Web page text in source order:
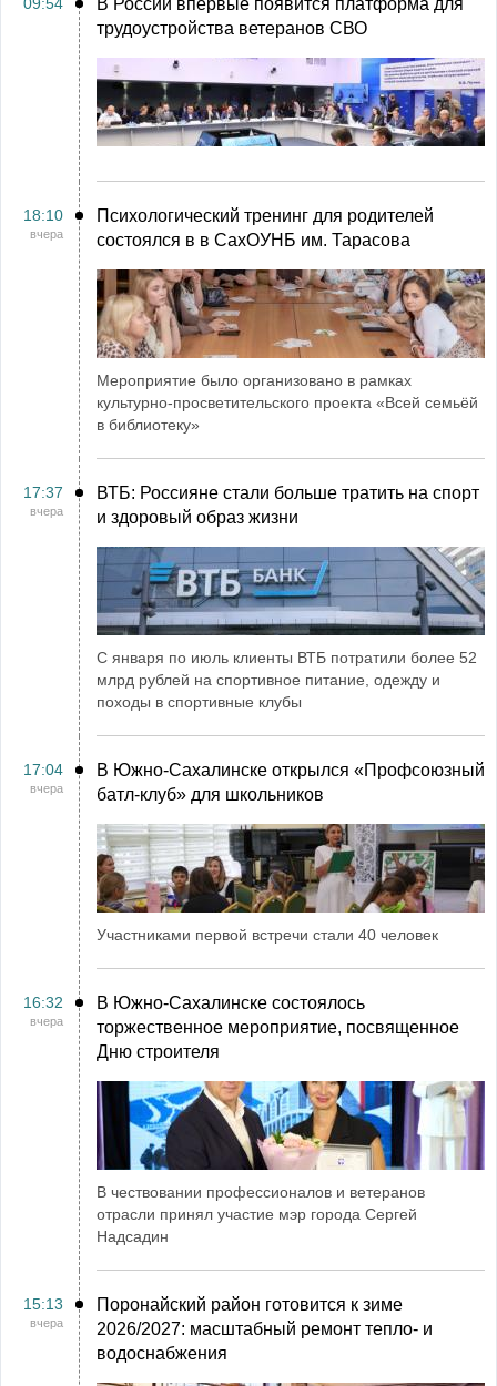
В России впервые появится платформа для
трудоустройства ветеранов СВО
18:10
вчера
Психологический тренинг для родителей
состоялся в в СахОУНБ им. Тарасова
Мероприятие было организовано в рамках
культурно-просветительского проекта «Всей семьёй
в библиотеку»
17:37
вчера
ВТБ: Россияне стали больше тратить на спорт
и здоровый образ жизни
С января по июль клиенты ВТБ потратили более 52
млрд рублей на спортивное питание, одежду и
походы в спортивные клубы
17:04
вчера
В Южно-Сахалинске открылся «Профсоюзный
батл-клуб» для школьников
Участниками первой встречи стали 40 человек
16:32
вчера
В Южно-Сахалинске состоялось
торжественное мероприятие, посвященное
Дню строителя
В чествовании профессионалов и ветеранов
отрасли принял участие мэр города Сергей
Надсадин
15:13
вчера
Поронайский район готовится к зиме
2026/2027: масштабный ремонт тепло- и
водоснабжения